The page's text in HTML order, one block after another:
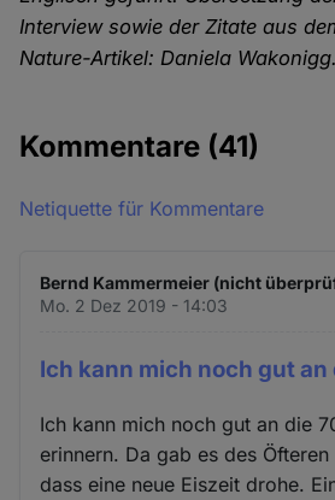
Interview sowie der Zitate aus
Nature-Artikel: Daniela
Kommentare (41)
Netiquette für Kommentare
Bernd Kammermeier (nicht
Mo. 2 Dez 2019 - 14:03
Ich kann mich noch gut an
Ich kann mich noch gut an die
erinnern. Da gab es des Öfteren
dass eine neue Eiszeit drohe.